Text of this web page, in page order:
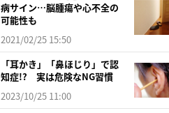
病サイン…脳腫瘍や心不全の
可能性も
2021/02/25 15:50
「耳かき」「鼻ほじり」で認
知症!? 実は危険なNG習慣
2023/10/25 11:00